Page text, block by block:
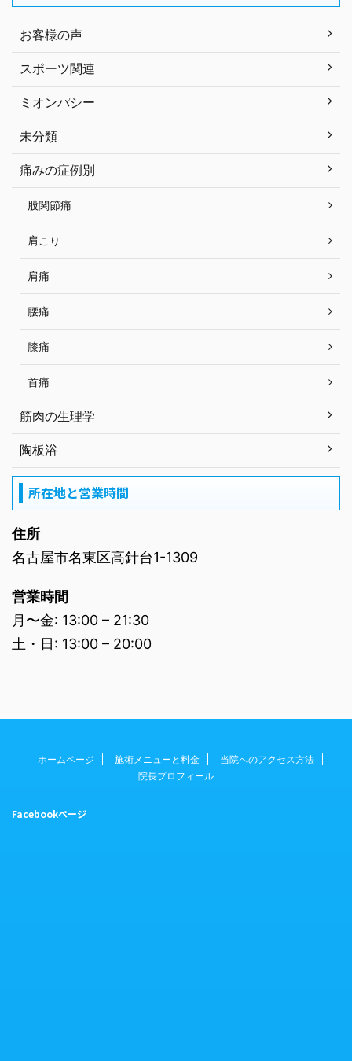
お客様の声
スポーツ関連
ミオンパシー
未分類
痛みの症例別
股関節痛
肩こり
肩痛
腰痛
膝痛
首痛
筋肉の生理学
陶板浴
所在地と営業時間
住所
名古屋市名東区高針台1-1309
営業時間
月〜金: 13:00 – 21:30
土・日: 13:00 – 20:00
ホームページ 施術メニューと料金
当院へのアクセス方法
院長プロフィール
Facebookページ